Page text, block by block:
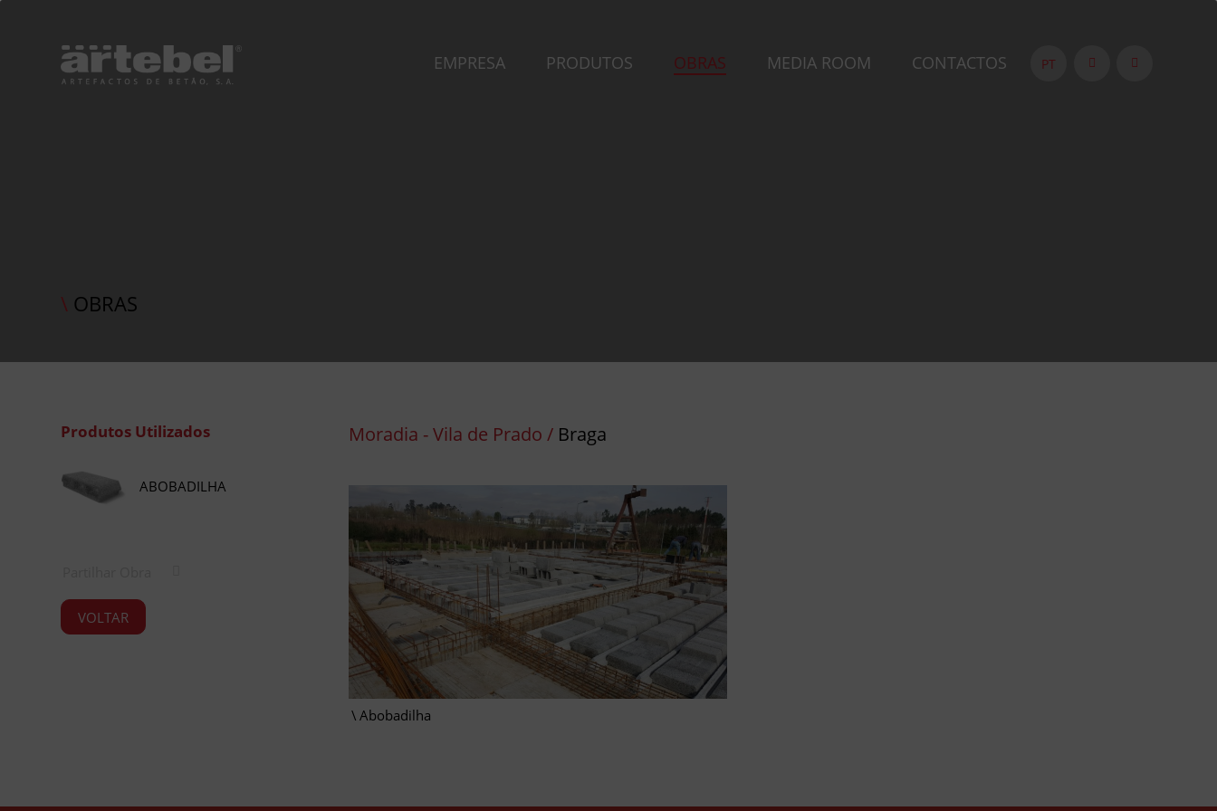
EMPRESA PRODUTOS OBRAS MEDIA ROOM CONTACTOS PT
\ OBRAS
Produtos Utilizados
ABOBADILHA
VOLTAR
Moradia - Vila de Prado /Braga
Abobadilha